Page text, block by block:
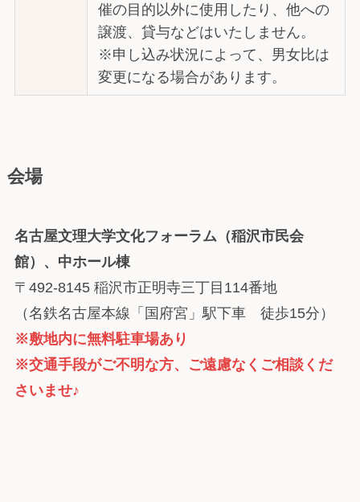
催の目的以外に使用したり、他への
譲渡、貸与などはいたしません。
※申し込み状況によって、男女比は
変更になる場合があります。
会場
名古屋文理大学文化フォーラム（稲沢市民会
館）、中ホール棟
〒492-8145 稲沢市正明寺三丁目114番地
（名鉄名古屋本線「国府宮」駅下車 徒歩15分）
※敷地内に無料駐車場あり
※交通手段がご不明な方、ご遠慮なくご相談くだ
さいませ♪